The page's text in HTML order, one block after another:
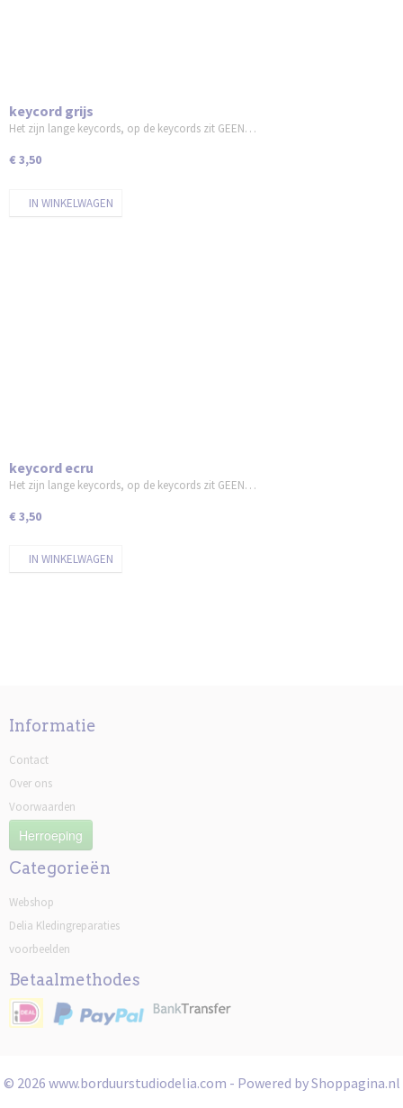
keycord grijs
Het zijn lange keycords, op de keycords zit GEEN…
€ 3,50
IN WINKELWAGEN
keycord ecru
Het zijn lange keycords, op de keycords zit GEEN…
€ 3,50
IN WINKELWAGEN
Informatie
Contact
Over ons
Voorwaarden
Herroeping
Categorieën
Webshop
Delia Kledingreparaties
voorbeelden
Betaalmethodes
© 2026 www.borduurstudiodelia.com - Powered by Shoppagina.nl